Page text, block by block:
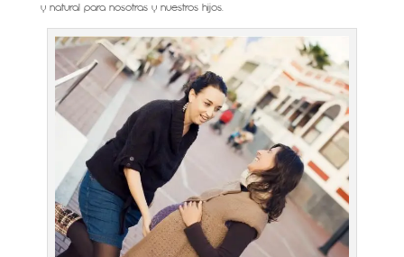
y natural para nosotras y nuestros hijos.